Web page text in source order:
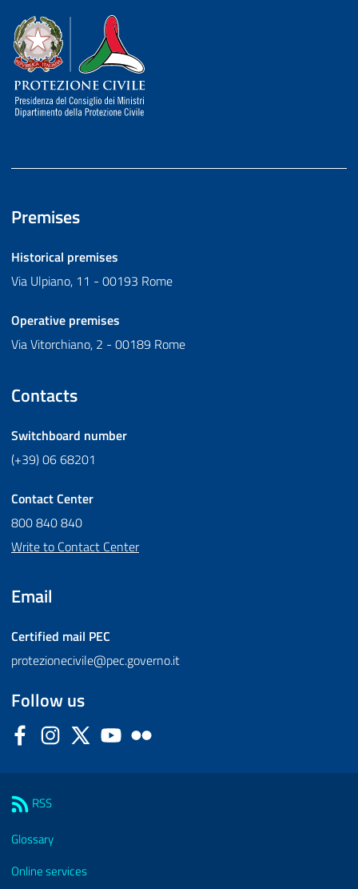
Dipartimento della Protezione Civile
Premises
Historical premises
Via Ulpiano, 11 - 00193 Rome
Operative premises
Via Vitorchiano, 2 - 00189 Rome
Contacts
Switchboard number
(+39) 06 68201
Contact Center
800 840 840
Write to Contact Center
Email
Certified mail PEC
protezionecivile@pec.governo.it
Follow us
FacebookInstagram
Twitter YouTube
RSS
Glossary
Online services